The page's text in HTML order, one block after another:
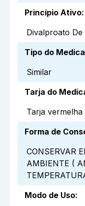
Princípio Ativo:
Divalproato De
Tipo do
Similar
Tarja do
Tarja
Forma de
CONSERVAR
AMBIENTE (
Modo de Uso: